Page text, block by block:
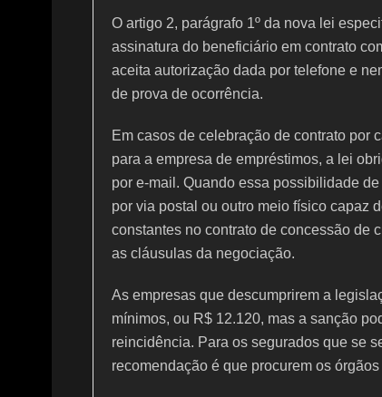
O artigo 2, parágrafo 1º da nova lei
assinatura do beneficiário em contrato
aceita autorização dada por telefone e
de prova de ocorrência.
Em casos de celebração de contrato por
para a empresa de empréstimos, a lei
por e-mail. Quando essa possibilidade
por via postal ou outro meio físico capaz
constantes no contrato de concessão de
as cláusulas da negociação.
As empresas que descumprirem a
mínimos, ou R$ 12.120, mas a sanção
reincidência. Para os segurados que se
recomendação é que procurem os